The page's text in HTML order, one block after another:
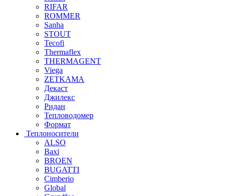
RIFAR
ROMMER
Sanha
STOUT
Tecofi
Thermaflex
THERMAGENT
Viega
ZETKAMA
Декаст
Джилекс
Ридан
Тепловодомер
Формат
Теплоносители
ALSO
Baxi
BROEN
BUGATTI
Cimberio
Global